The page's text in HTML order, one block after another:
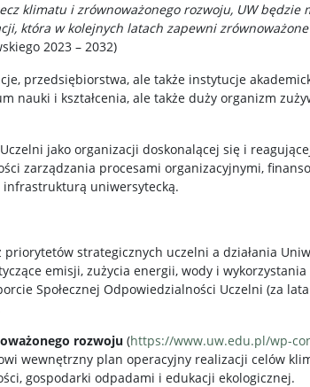
klimatu i zrównoważonego rozwoju, UW będzie
która w kolejnych latach zapewni
2023 – 2032)
przedsiębiorstwa, ale także instytucje
nauki i kształcenia, ale także duży organizm
jako organizacji doskonalącej się i
zarządzania procesami organizacyjnymi,
uniwersytecką.
strategicznych uczelni a działania
emisji, zużycia energii, wody i
Społecznej Odpowiedzialności Uczelni (za
rozwoju (https://www.uw.edu.pl/wp-
wewnętrzny plan operacyjny realizacji celów
gospodarki odpadami i edukacji ekologicznej.